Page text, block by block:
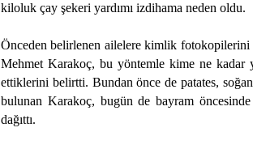
kiloluk çay şekeri yardımı izdihama neden oldu.
Önceden belirlenen ailelere kimlik fotokopilerini
Mehmet Karakoç, bu yöntemle kime ne kadar
ettiklerini belirtti. Bundan önce de patates,
bulunan Karakoç, bugün de bayram
dağıttı.